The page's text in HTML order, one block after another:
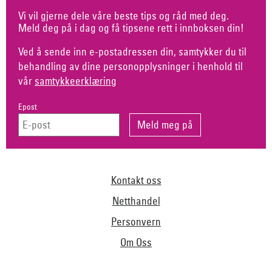
Vi vil gjerne dele våre beste tips og råd med deg.
Meld deg på i dag og få tipsene rett i innboksen din!
Ved å sende inn e-postadressen din, samtykker du til
behandling av dine personopplysninger i henhold til
vår samtykkeerklæring
Epost
Kontakt oss
Netthandel
Personvern
Om Oss